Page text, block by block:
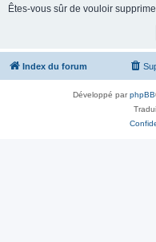
Êtes-vous sûr de vouloir
Index du forum
Développé parphpBB